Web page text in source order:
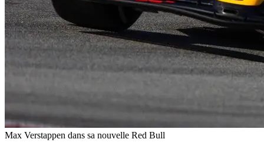
Max Verstappen dans sa nouvelle Red Bull